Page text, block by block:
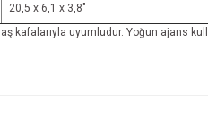
20,5 x 6,1 x 3,8"
kafalarıyla uyumludur. Yoğun ajans